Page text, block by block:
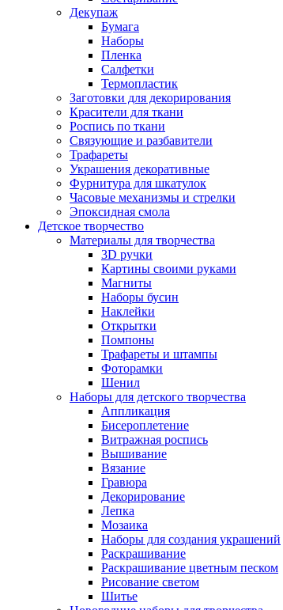
Декупаж
Бумага
Наборы
Пленка
Салфетки
Термопластик
Заготовки для декорирования
Красители для ткани
Роспись по ткани
Связующие и разбавители
Трафареты
Украшения декоративные
Фурнитура для шкатулок
Часовые механизмы и стрелки
Эпоксидная смола
Детское творчество
Материалы для творчества
3D ручки
Картины своими руками
Магниты
Наборы бусин
Наклейки
Открытки
Помпоны
Трафареты и штампы
Фоторамки
Шенил
Наборы для детского творчества
Аппликация
Бисероплетение
Витражная роспись
Вышивание
Вязание
Гравюра
Декорирование
Лепка
Мозаика
Наборы для создания украшений
Раскрашивание
Раскрашивание цветным песком
Рисование светом
Шитье